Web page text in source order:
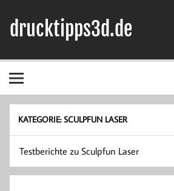
springen
drucktipps3d.de
KATEGORIE:SCULPFUN LASER
Testberichte zu Sculpfun Laser